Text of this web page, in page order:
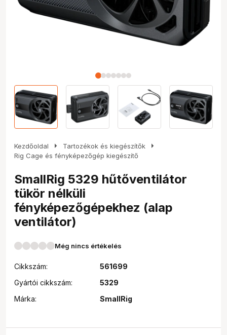
Kezdőoldal arrow_right Tartozékok és kiegészítők arrow_right
Rig Cage és fényképezőgép kiegészítő
SmallRig 5329 hűtőventilátor
tükör nélküli
fényképezőgépekhez (alap
ventilátor)
Még nincs értékelés
Cikkszám:
561699
Gyártói cikkszám:
5329
Márka:
SmallRig